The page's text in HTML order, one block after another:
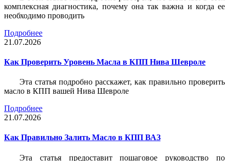
комплексная диагностика, почему она так важна и когда ее
необходимо проводить
Подробнее
21.07.2026
Как Проверить Уровень Масла в КПП Нива Шевроле
Эта статья подробно расскажет, как правильно проверить
масло в КПП вашей Нива Шевроле
Подробнее
21.07.2026
Как Правильно Залить Масло в КПП ВАЗ
Эта статья предоставит пошаговое руководство по